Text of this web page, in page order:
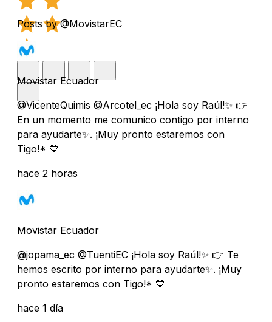
Posts by @MovistarEC
Movistar Ecuador
@VicenteQuimis @Arcotel_ec ¡Hola soy Raúl!✨ 👉
En un momento me comunico contigo por interno
para ayudarte✨. ¡Muy pronto estaremos con
Tigo!* 💙
hace 2 horas
Movistar Ecuador
@jopama_ec @TuentiEC ¡Hola soy Raúl!✨ 👉 Te
hemos escrito por interno para ayudarte✨. ¡Muy
pronto estaremos con Tigo!* 💙
hace 1 día